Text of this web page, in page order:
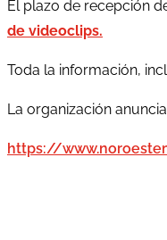
El plazo de recepción
de videoclips.
Toda la información,
La organización
https://